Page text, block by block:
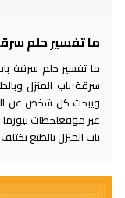
ما تفسير حلم
ما تفسير حلم سرقة
سرقة باب المنزل
ويبحث كل شخص عن
عبر موقعلحظات
باب المنزل بالطبع